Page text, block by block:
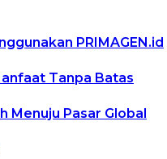
PRIMAGEN.id
Tanpa Batas
Menuju Pasar Global